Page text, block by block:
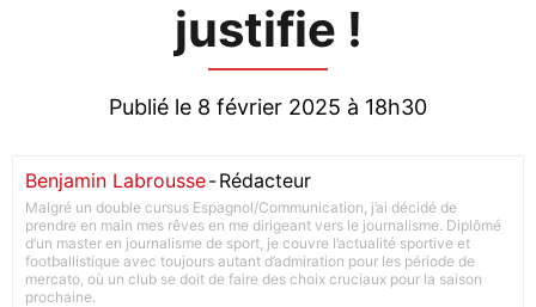
justifie !
Publié le 8 février 2025 à 18h30
Benjamin Labrousse-Rédacteur
Malgré un double cursus Espagnol/Communication, j’ai décidé de
prendre en main mes rêves en me dirigeant vers le journalisme. Diplômé
d’un master en journalisme de sport, je couvre l’actualité sportive et
footballistique avec toujours autant d’admiration pour les période de
mercato, où un club se doit de faire des choix cruciaux pour la saison
prochaine.